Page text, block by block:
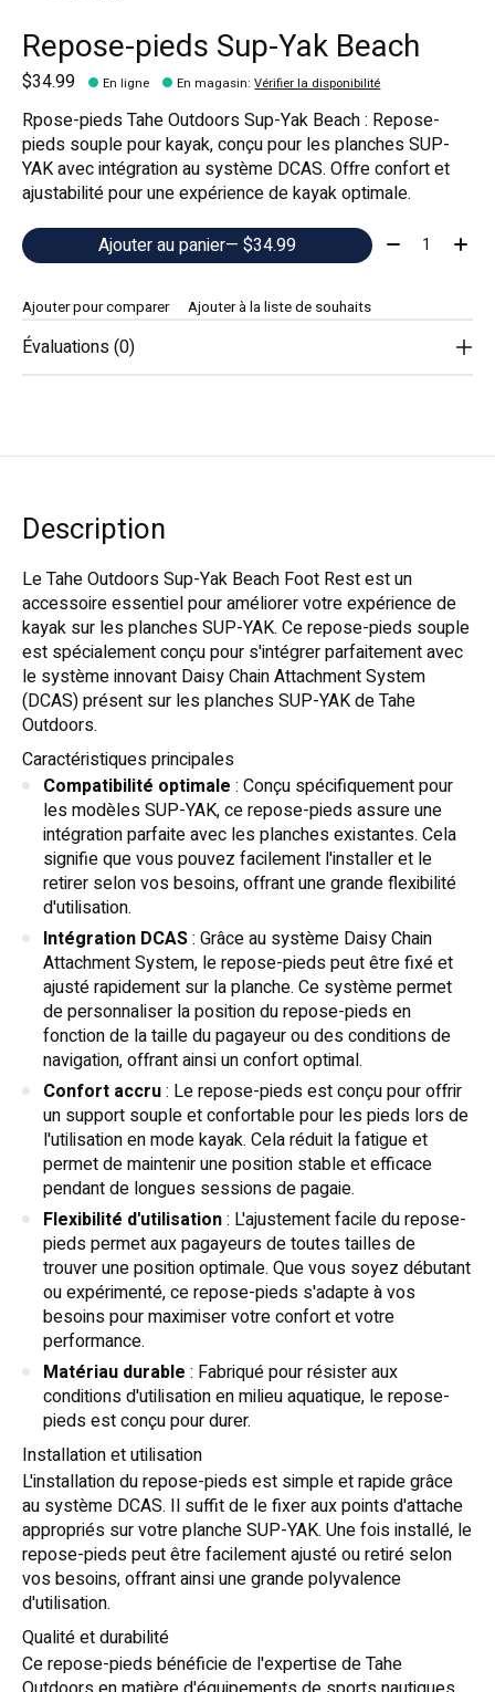
Repose-pieds Sup-Yak Beach
$34.99 En ligne En magasin:Vérifier la disponibilité
Rpose-pieds Tahe Outdoors Sup-Yak Beach : Repose-
pieds souple pour kayak, conçu pour les planches SUP-
YAK avec intégration au système DCAS. Offre confort et
ajustabilité pour une expérience de kayak optimale.
Ajouter au panier
— $34.99 Quantité:
Ajouter pour comparer Ajouter à la liste de souhaits
Évaluations (0)
Description
Le Tahe Outdoors Sup-Yak Beach Foot Rest est un
accessoire essentiel pour améliorer votre expérience de
kayak sur les planches SUP-YAK. Ce repose-pieds souple
est spécialement conçu pour s'intégrer parfaitement avec
le système innovant Daisy Chain Attachment System
(DCAS) présent sur les planches SUP-YAK de Tahe
Outdoors.
Caractéristiques principales
Compatibilité optimale : Conçu spécifiquement pour
les modèles SUP-YAK, ce repose-pieds assure une
intégration parfaite avec les planches existantes. Cela
signifie que vous pouvez facilement l'installer et le
retirer selon vos besoins, offrant une grande flexibilité
d'utilisation.
Intégration DCAS: Grâce au système Daisy Chain
Attachment System, le repose-pieds peut être fixé et
ajusté rapidement sur la planche. Ce système permet
de personnaliser la position du repose-pieds en
fonction de la taille du pagayeur ou des conditions de
navigation, offrant ainsi un confort optimal.
Confort accru: Le repose-pieds est conçu pour offrir
un support souple et confortable pour les pieds lors de
l'utilisation en mode kayak. Cela réduit la fatigue et
permet de maintenir une position stable et efficace
pendant de longues sessions de pagaie.
Flexibilité d'utilisation: L'ajustement facile du repose-
pieds permet aux pagayeurs de toutes tailles de
trouver une position optimale. Que vous soyez débutant
ou expérimenté, ce repose-pieds s'adapte à vos
besoins pour maximiser votre confort et votre
performance.
Matériau durable : Fabriqué pour résister aux
conditions d'utilisation en milieu aquatique, le repose-
pieds est conçu pour durer.
Installation et utilisation
L'installation du repose-pieds est simple et rapide grâce
au système DCAS. Il suffit de le fixer aux points d'attache
appropriés sur votre planche SUP-YAK. Une fois installé, le
repose-pieds peut être facilement ajusté ou retiré selon
vos besoins, offrant ainsi une grande polyvalence
d'utilisation.
Qualité et durabilité
Ce repose-pieds bénéficie de l'expertise de Tahe